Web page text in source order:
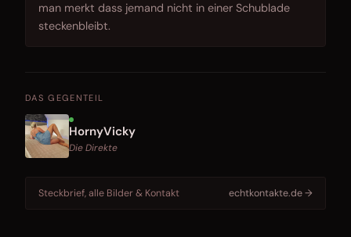
man merkt dass jemand nicht in einer Schublade
steckenbleibt.
DAS GEGENTEIL
HornyVicky
Die Direkte
Steckbrief, alle Bilder & Kontakt echtkontakte.de →